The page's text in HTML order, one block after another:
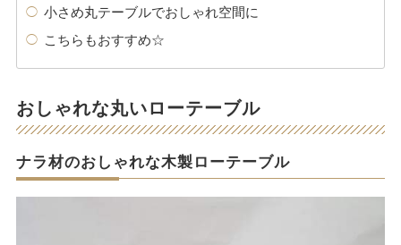
小さめ丸テーブルでおしゃれ空間に
こちらもおすすめ☆
おしゃれな丸いローテーブル
ナラ材のおしゃれな木製ローテーブル